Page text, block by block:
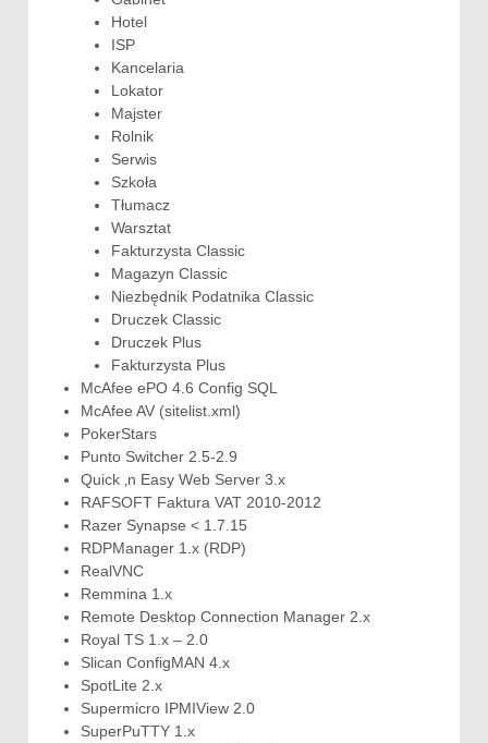
Hotel
ISP
Kancelaria
Lokator
Majster
Rolnik
Serwis
Szkoła
Tłumacz
Warsztat
Fakturzysta Classic
Magazyn Classic
Niezbędnik Podatnika Classic
Druczek Classic
Druczek Plus
Fakturzysta Plus
McAfee ePO 4.6 Config SQL
McAfee AV (sitelist.xml)
PokerStars
Punto Switcher 2.5-2.9
Quick ‚n Easy Web Server 3.x
RAFSOFT Faktura VAT 2010-2012
Razer Synapse < 1.7.15
RDPManager 1.x (RDP)
RealVNC
Remmina 1.x
Remote Desktop Connection Manager 2.x
Royal TS 1.x – 2.0
Slican ConfigMAN 4.x
SpotLite 2.x
Supermicro IPMIView 2.0
SuperPuTTY 1.x